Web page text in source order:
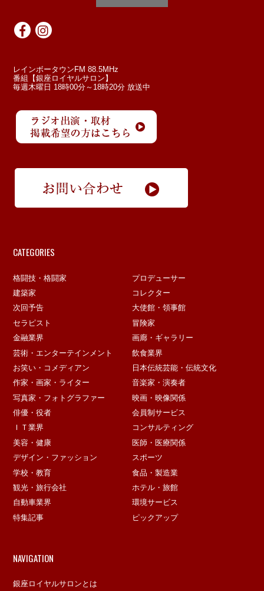
レインボータウンFM 88.5MHz
番組【銀座ロイヤルサロン】
毎週木曜日 18時00分～18時20分 放送中
CATEGORIES
格闘技・格闘家
プロデューサー
建築家
コレクター
次回予告
大使館・領事館
セラピスト
冒険家
金融業界
画廊・ギャラリー
芸術・エンターテインメント
飲食業界
お笑い・コメディアン
日本伝統芸能・伝統文化
作家・画家・ライター
音楽家・演奏者
写真家・フォトグラファー
映画・映像関係
俳優・役者
会員制サービス
ＩＴ業界
コンサルティング
美容・健康
医師・医療関係
デザイン・ファッション
スポーツ
学校・教育
食品・製造業
観光・旅行会社
ホテル・旅館
自動車業界
環境サービス
特集記事
ピックアップ
NAVIGATION
銀座ロイヤルサロンとは